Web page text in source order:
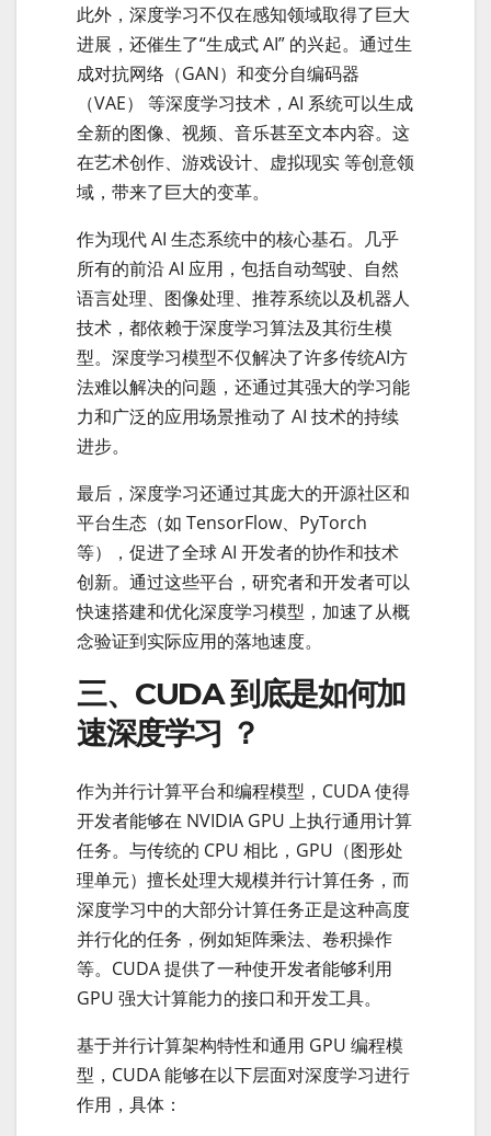
此外，深度学习不仅在感知领域取得了巨大
进展，还催生了“生成式 AI” 的兴起。通过生
成对抗网络（GAN）和变分自编码器
（VAE） 等深度学习技术，AI 系统可以生成
全新的图像、视频、音乐甚至文本内容。这
在艺术创作、游戏设计、虚拟现实 等创意领
域，带来了巨大的变革。
作为现代 AI 生态系统中的核心基石。几乎
所有的前沿 AI 应用，包括自动驾驶、自然
语言处理、图像处理、推荐系统以及机器人
技术，都依赖于深度学习算法及其衍生模
型。深度学习模型不仅解决了许多传统AI方
法难以解决的问题，还通过其强大的学习能
力和广泛的应用场景推动了 AI 技术的持续
进步。
最后，深度学习还通过其庞大的开源社区和
平台生态（如 TensorFlow、PyTorch
等），促进了全球 AI 开发者的协作和技术
创新。通过这些平台，研究者和开发者可以
快速搭建和优化深度学习模型，加速了从概
念验证到实际应用的落地速度。
三、CUDA 到底是如何加
速深度学习 ？
作为并行计算平台和编程模型，CUDA 使得
开发者能够在 NVIDIA GPU 上执行通用计算
任务。与传统的 CPU 相比，GPU（图形处
理单元）擅长处理大规模并行计算任务，而
深度学习中的大部分计算任务正是这种高度
并行化的任务，例如矩阵乘法、卷积操作
等。CUDA 提供了一种使开发者能够利用
GPU 强大计算能力的接口和开发工具。
基于并行计算架构特性和通用 GPU 编程模
型，CUDA 能够在以下层面对深度学习进行
作用，具体：